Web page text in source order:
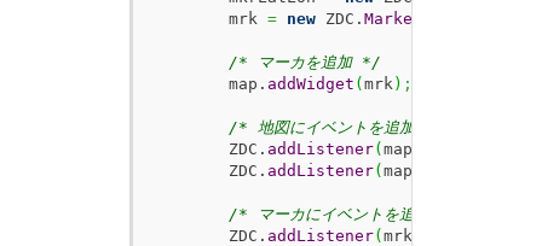
        mrk
= new ZDC. Marker
/* マーカを追加 */
        map.
addWidget ( mrk) ;
/* 地図にイベントを追加 */
        ZDC.
addListener( map
        ZDC.
addListener( map
/* マーカにイベントを追加 */
        ZDC.
addListener( mrk